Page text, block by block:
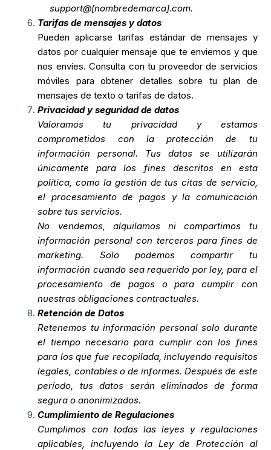
support@[nombredemarca].com.
Tarifas de mensajes y datos
Pueden aplicarse tarifas estándar de mensajes y
datos por cualquier mensaje que te enviemos y que
nos envíes. Consulta con tu proveedor de servicios
móviles para obtener detalles sobre tu plan de
mensajes de texto o tarifas de datos.
Privacidad y seguridad de datos
Valoramos tu privacidad y estamos
comprometidos con la protección de tu
información personal. Tus datos se utilizarán
únicamente para los fines descritos en esta
política, como la gestión de tus citas de servicio,
el procesamiento de pagos y la comunicación
sobre tus servicios.
No vendemos, alquilamos ni compartimos tu
información personal con terceros para fines de
marketing. Solo podemos compartir tu
información cuando sea requerido por ley, para el
procesamiento de pagos o para cumplir con
nuestras obligaciones contractuales.
Retención de Datos
Retenemos tu información personal solo durante
el tiempo necesario para cumplir con los fines
para los que fue recopilada, incluyendo requisitos
legales, contables o de informes. Después de este
período, tus datos serán eliminados de forma
segura o anonimizados.
Cumplimiento de Regulaciones
Cumplimos con todas las leyes y regulaciones
aplicables, incluyendo la Ley de Protección al